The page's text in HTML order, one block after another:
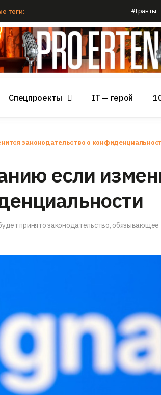
теги: #Гранты
Спецпроекты IT — герой
законодательство о
если
принято законодательство, обязывающее